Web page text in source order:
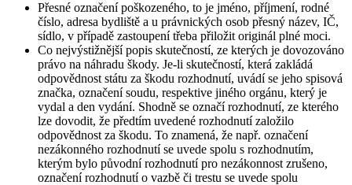
Přesné označení poškozeného, to je jméno, příjmení, rodné
číslo, adresa bydliště a u právnických osob přesný název, IČ,
sídlo, v případě zastoupení třeba přiložit originál plné moci.
Co nejvýstižnější popis skutečností, ze kterých je dovozováno
právo na náhradu škody. Je-li skutečností, která zakládá
odpovědnost státu za škodu rozhodnutí, uvádí se jeho spisová
značka, označení soudu, respektive jiného orgánu, který je
vydal a den vydání. Shodně se označí rozhodnutí, ze kterého
lze dovodit, že předtím uvedené rozhodnutí založilo
odpovědnost za škodu. To znamená, že např. označení
nezákonného rozhodnutí se uvede spolu s rozhodnutím,
kterým bylo původní rozhodnutí pro nezákonnost zrušeno,
označení rozhodnutí o vazbě či trestu se uvede spolu